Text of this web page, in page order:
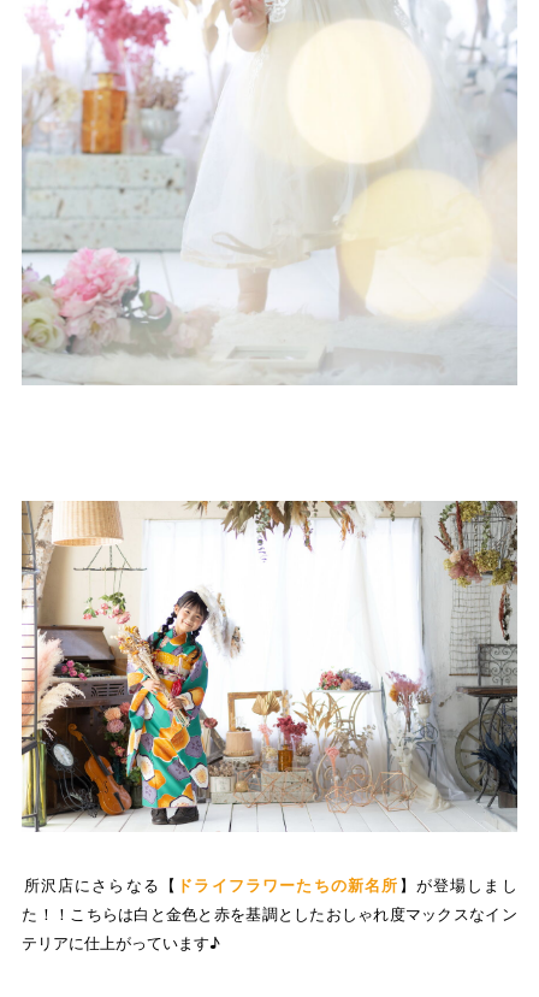
​​​​​​所沢店にさらなる【 ドライフラワーたちの新名所】が登場しまし
た！！こちらは白と金色と赤を基調としたおしゃれ度マックスなイン
テリアに仕上がっています♪